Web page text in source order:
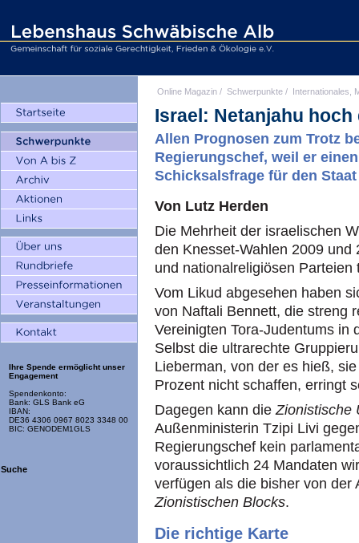
Ihre Spende ermöglicht unser
Engagement
Spendenkonto:
Bank: GLS Bank eG
IBAN:
DE36 4306 0967 8023 3348 00
BIC: GENODEM1GLS
Suche
Online Magazin / Schwerpunkte / Internationales,
Israel: Netanjahu hoch
Allen Prognosen zum Trotz
Regierungschef, weil er
Schicksalsfrage für den
Von Lutz Herden
Die Mehrheit der israelischen
den Knesset-Wahlen 2009
und nationalreligiösen Parteien
Vom Likud abgesehen haben
von Naftali Bennett, die streng
Vereinigten Tora-Judentums in
Selbst die ultrarechte
Lieberman, von der es hieß,
Prozent nicht schaffen, erringt
Dagegen kann die Zionistische
Außenministerin Tzipi Livi
Regierungschef kein
voraussichtlich 24 Mandaten
verfügen als die bisher von der
Zionistischen Blocks.
Die richtige Karte